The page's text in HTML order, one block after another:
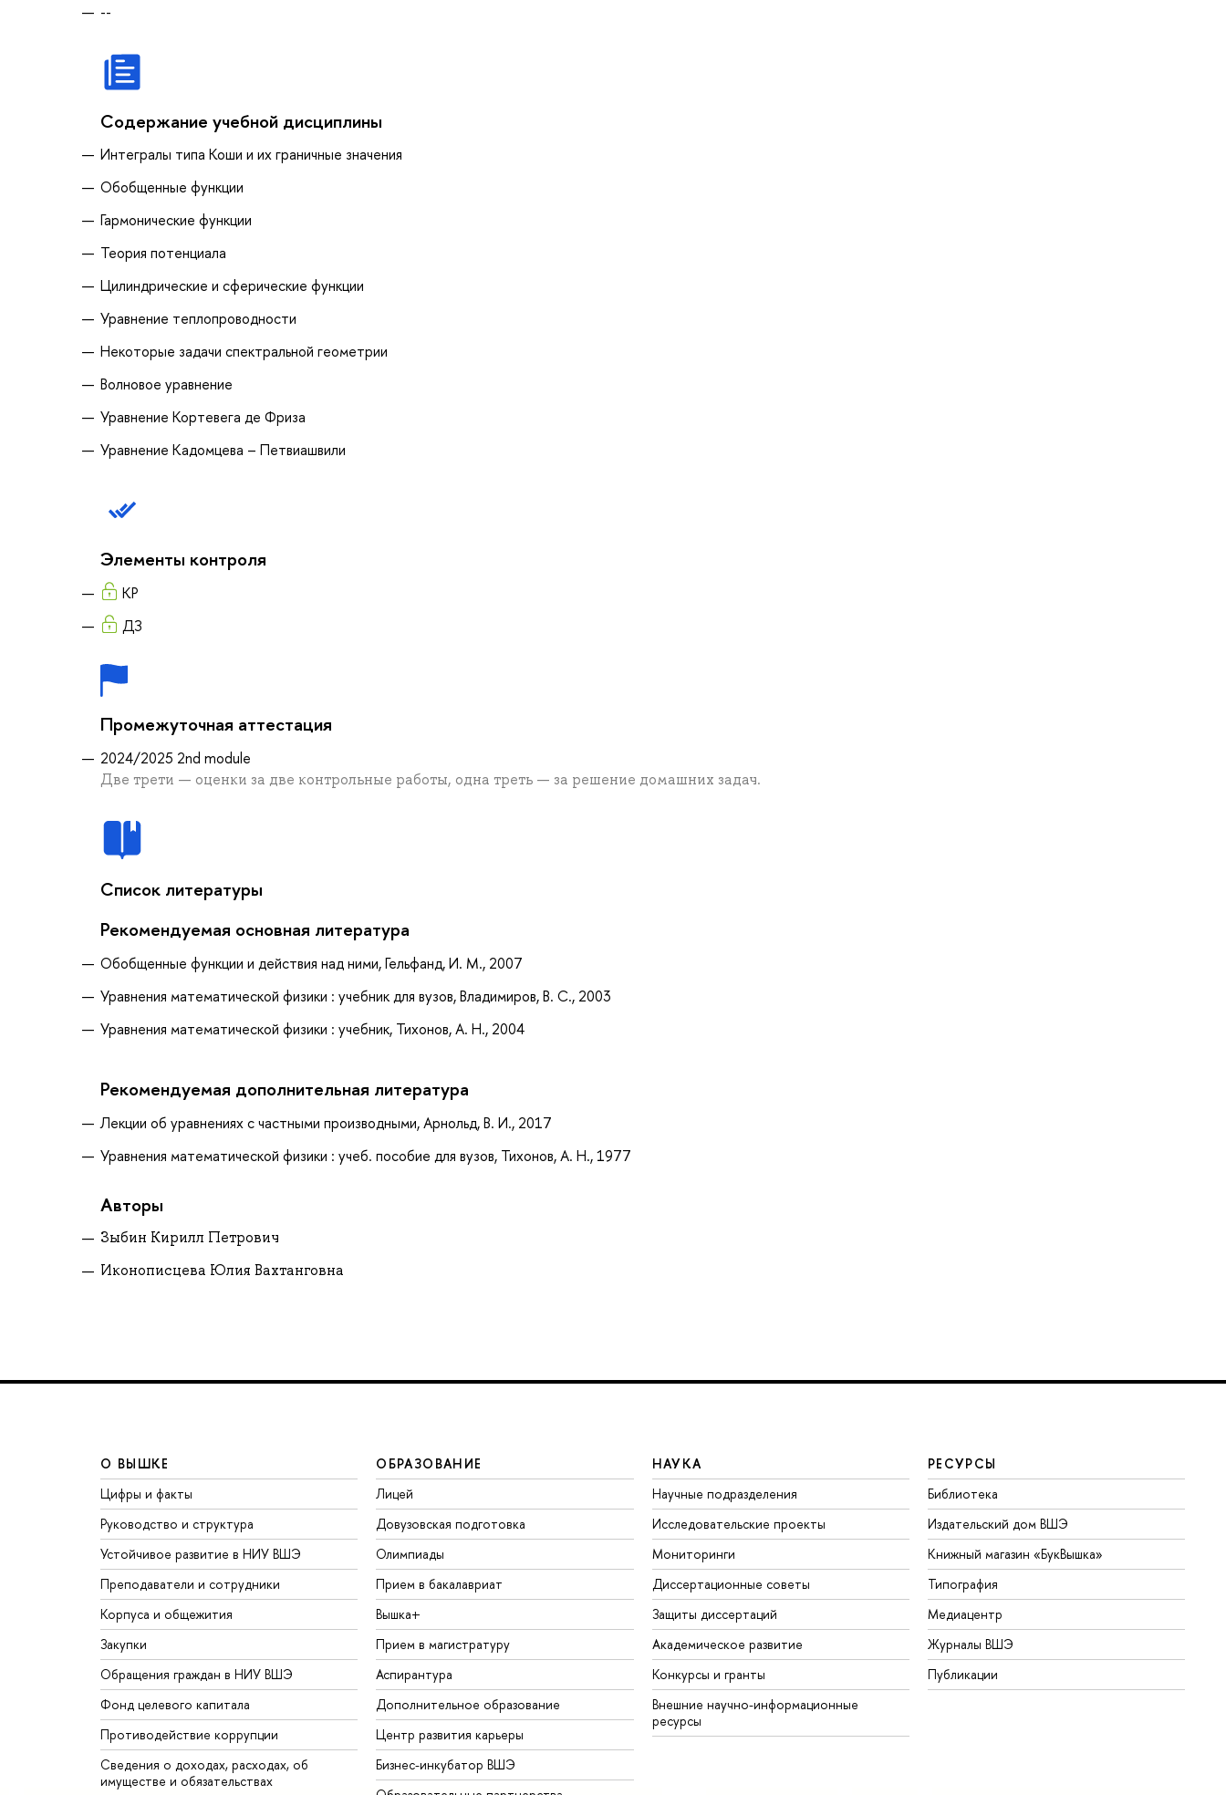
--
Содержание учебной дисциплины
Интегралы типа Коши и их граничные значения
Обобщенные функции
Гармонические функции
Теория потенциала
Цилиндрические и сферические функции
Уравнение теплопроводности
Некоторые задачи спектральной геометрии
Волновое уравнение
Уравнение Кортевега де Фриза
Уравнение Кадомцева – Петвиашвили
Элементы контроля
КР
ДЗ
Промежуточная аттестация
2024/2025 2nd module
Две трети — оценки за две контрольные работы, одна треть — за решение домашних задач.
Список литературы
Рекомендуемая основная литература
Обобщенные функции и действия над ними, Гельфанд, И. М., 2007
Уравнения математической физики : учебник для вузов, Владимиров, В. С., 2003
Уравнения математической физики : учебник, Тихонов, А. Н., 2004
Рекомендуемая дополнительная литература
Лекции об уравнениях с частными производными, Арнольд, В. И., 2017
Уравнения математической физики : учеб. пособие для вузов, Тихонов, А. Н., 1977
Авторы
Зыбин Кирилл Петрович
Иконописцева Юлия Вахтанговна
О ВЫШКЕ
Цифры и факты
Руководство и структура
Устойчивое развитие в НИУ ВШЭ
Преподаватели и сотрудники
Корпуса и общежития
Закупки
Обращения граждан в НИУ ВШЭ
Фонд целевого капитала
Противодействие коррупции
Сведения о доходах, расходах, об
имуществе и обязательствах
ОБРАЗОВАНИЕ
Лицей
Довузовская подготовка
Олимпиады
Прием в бакалавриат
Вышка+
Прием в магистратуру
Аспирантура
Дополнительное образование
Центр развития карьеры
Бизнес-инкубатор ВШЭ
НАУКА
Научные подразделения
Исследовательские проекты
Мониторинги
Диссертационные советы
Защиты диссертаций
Академическое развитие
Конкурсы и гранты
Внешние научно-информационные
ресурсы
РЕСУРСЫ
Библиотека
Издательский дом ВШЭ
Книжный магазин «БукВышка»
Типография
Медиацентр
Журналы ВШЭ
Публикации